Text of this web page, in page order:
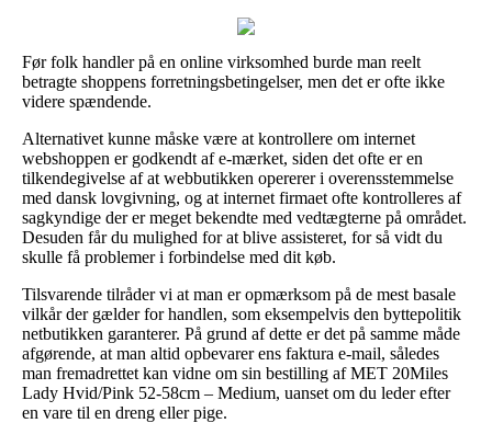
Før folk handler på en online virksomhed burde man reelt
betragte shoppens forretningsbetingelser, men det er ofte ikke
videre spændende.
Alternativet kunne måske være at kontrollere om internet
webshoppen er godkendt af e-mærket, siden det ofte er en
tilkendegivelse af at webbutikken opererer i overensstemmelse
med dansk lovgivning, og at internet firmaet ofte kontrolleres af
sagkyndige der er meget bekendte med vedtægterne på området.
Desuden får du mulighed for at blive assisteret, for så vidt du
skulle få problemer i forbindelse med dit køb.
Tilsvarende tilråder vi at man er opmærksom på de mest basale
vilkår der gælder for handlen, som eksempelvis den byttepolitik
netbutikken garanterer. På grund af dette er det på samme måde
afgørende, at man altid opbevarer ens faktura e-mail, således
man fremadrettet kan vidne om sin bestilling af MET 20Miles
Lady Hvid/Pink 52-58cm – Medium, uanset om du leder efter
en vare til en dreng eller pige.